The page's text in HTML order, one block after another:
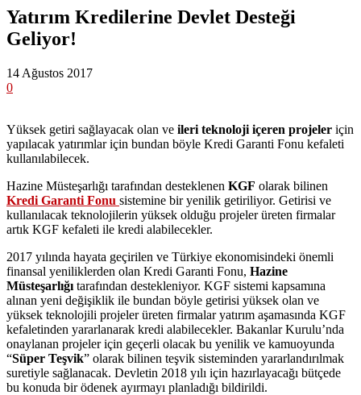
Yatırım Kredilerine Devlet Desteği
Geliyor!
14 Ağustos 2017
0
Yüksek getiri sağlayacak olan ve ileri teknoloji içeren projeler için
yapılacak yatırımlar için bundan böyle Kredi Garanti Fonu kefaleti
kullanılabilecek.
Hazine Müsteşarlığı tarafından desteklenen KGF olarak bilinen
Kredi Garanti Fonu sistemine bir yenilik getiriliyor. Getirisi ve
kullanılacak teknolojilerin yüksek olduğu projeler üreten firmalar
artık KGF kefaleti ile kredi alabilecekler.
2017 yılında hayata geçirilen ve Türkiye ekonomisindeki önemli
finansal yeniliklerden olan Kredi Garanti Fonu, Hazine
Müsteşarlığı tarafından destekleniyor. KGF sistemi kapsamına
alınan yeni değişiklik ile bundan böyle getirisi yüksek olan ve
yüksek teknolojili projeler üreten firmalar yatırım aşamasında KGF
kefaletinden yararlanarak kredi alabilecekler. Bakanlar Kurulu’nda
onaylanan projeler için geçerli olacak bu yenilik ve kamuoyunda
“Süper Teşvik” olarak bilinen teşvik sisteminden yararlandırılmak
suretiyle sağlanacak. Devletin 2018 yılı için hazırlayacağı bütçede
bu konuda bir ödenek ayırmayı planladığı bildirildi.